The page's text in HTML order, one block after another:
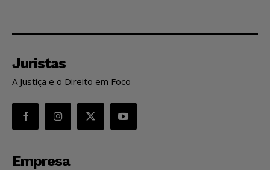
Juristas
A Justiça e o Direito em Foco
Empresa